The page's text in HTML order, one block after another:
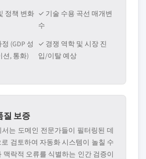
정책 변화 ✓ 기술 수용 곡선 매개변
수
(GDP 성
션, 통화)
✓ 경쟁 역학 및 시장 진
입/이탈 예상
질 보증
는 도메인 전문가들이 필터링된 데
검토하여 자동화 시스템이 놀칠 수
맥락적 오류를 식별하는 인간 검증이